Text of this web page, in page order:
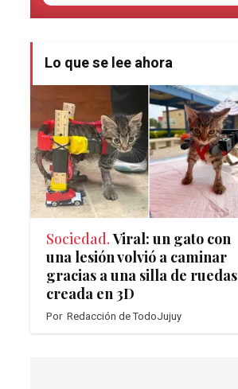
Lo que se lee ahora
Sociedad. Viral: un gato con
una lesión volvió a caminar
gracias a una silla de ruedas
creada en 3D
Por Redacción de TodoJujuy